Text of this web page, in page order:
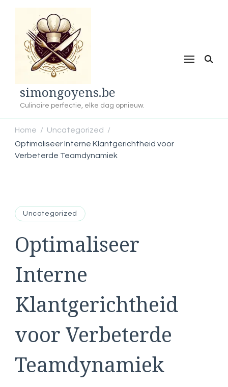
simongoyens.be
Culinaire perfectie, elke dag opnieuw.
Home / Uncategorized
/
Optimaliseer Interne Klantgerichtheid voor
Verbeterde Teamdynamiek
Uncategorized
Optimaliseer
Interne
Klantgerichtheid
voor Verbeterde
Teamdynamiek